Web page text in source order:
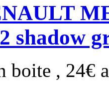
shadow
boite , 24€